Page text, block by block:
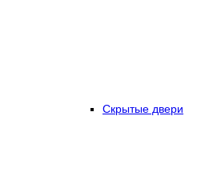
Скрытые двери